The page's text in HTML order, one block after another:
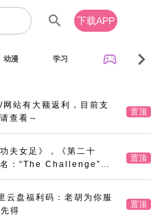
search 下载APP
动漫 学习 sports_esports chevron_right
站有大额返利，目前支
查看～
置顶
夫女足》，《第二十
：“The Challenge”，
，《三大队》电影版
置顶
云盘福利码：老胡为你服
得
置顶